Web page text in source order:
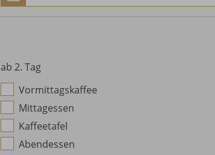
ab 2. Tag
Vormittagskaffee
Mittagessen
Kaffeetafel
Abendessen